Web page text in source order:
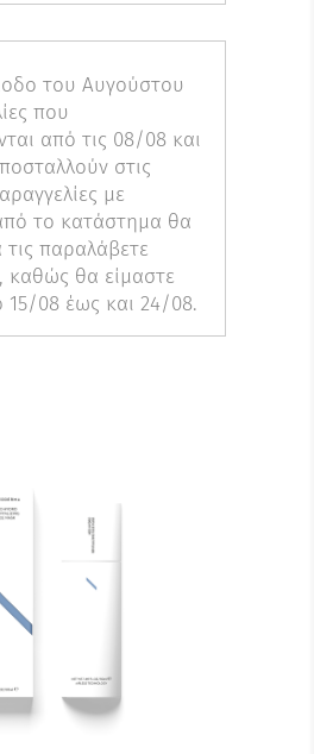
του Αυγούστου
που
από τις 08/08 και
στις
με
το κατάστημα θα
τις παραλάβετε
καθώς θα είμαστε
15/08 έως και 24/08.